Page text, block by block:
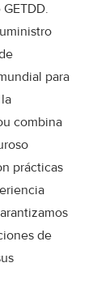
para
combina
prácticas
de